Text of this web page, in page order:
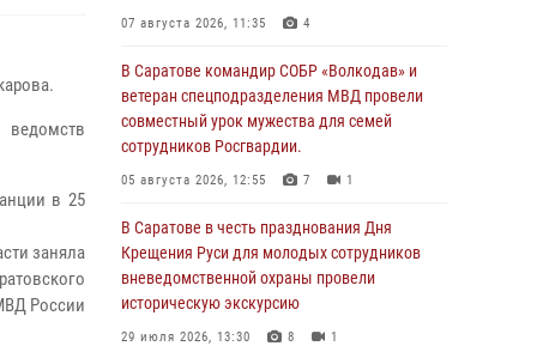
в 25
заняла
России
07 августа 2026, 11:35 4
В Саратове командир СОБР «Волкодав» и
ветеран спецподразделения МВД провели
совместный урок мужества для семей
сотрудников Росгвардии.
05 августа 2026, 12:55 7 1
В Саратове в честь празднования Дня
Крещения Руси для молодых сотрудников
вневедомственной охраны провели
историческую экскурсию
29 июля 2026, 13:30 8 1